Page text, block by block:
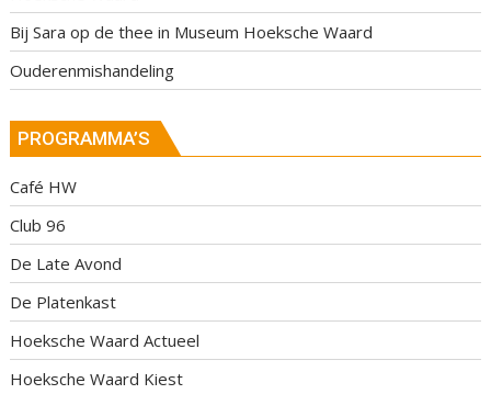
Bij Sara op de thee in Museum Hoeksche Waard
Ouderenmishandeling
PROGRAMMA’S
Café HW
Club 96
De Late Avond
De Platenkast
Hoeksche Waard Actueel
Hoeksche Waard Kiest